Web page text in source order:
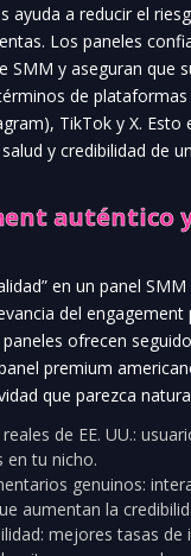
ayuda a reducir el
Los paneles
SMM y aseguran que
de
TikTok y X. Esto
y credibilidad de
auténtico
en un panel
del
ofrecen
premium
que parezca
de EE. UU.:
en tu nicho.
genuinos:
aumentan la
mejores tasas de